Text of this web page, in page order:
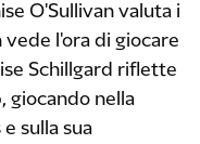
O'Sullivan valuta i
l'ora di giocare
Schillgard riflette
giocando nella
sulla sua